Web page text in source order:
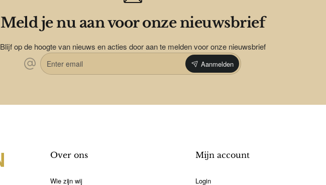
Meld je nu aan voor onze nieuwsbrief
Blijf op de hoogte van nieuws en acties door aan te melden voor onze nieuwsbrief
Enter
email
Aanmelden
Over ons
Wie zijn wij
Mijn account
Login